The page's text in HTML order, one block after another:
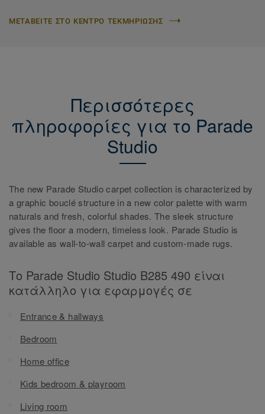
ΜΕΤΑΒΕΙΤΕ ΣΤΟ ΚΕΝΤΡΟ ΤΕΚΜΗΡΙΩΣΗΣ
Περισσότερες
πληροφορίες για το Parade
Studio
The new Parade Studio carpet collection is characterized by
a graphic bouclé structure in a new color palette with warm
naturals and fresh, colorful shades. The sleek structure
gives the floor a modern, timeless look. Parade Studio is
available as wall-to-wall carpet and custom-made rugs.
Το Parade Studio Studio B285 490 είναι
κατάλληλο για εφαρμογές σε
Entrance & hallways
Bedroom
Home office
Kids bedroom & playroom
Living room